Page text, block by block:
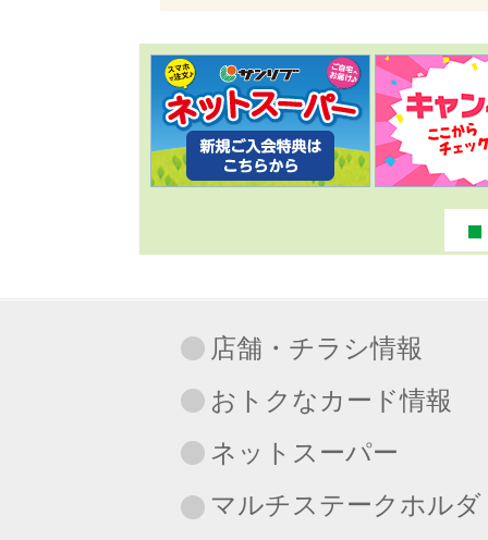
店舗・チラシ情報
おトクなカード情報
ネットスーパー
マルチステークホルダ